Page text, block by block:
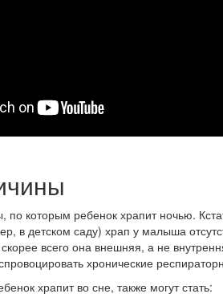
по которым ребенок храпит ночью.
в детском саду) храп у малыша
всего она внешняя, а не
хронические
храпит во сне, также могут стать: